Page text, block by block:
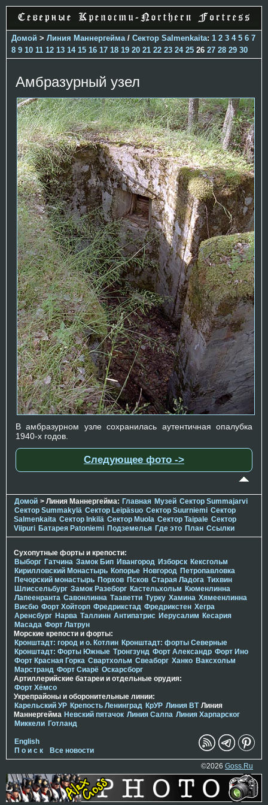
Домой > Линия Маннергейма / Сектор Salmenkaita: 1 2 3 4 5 6 7
8 9 10 11 12 13 14 15 16 17 18 19 20 21 22 23 24 25 26 27 28 29 30
Амбразурный узел
В амбразурном узле сохранилась аутентичная опалубка
1940-х годов.
Следующее фото ->
Домой > Линия Маннергейма: Главная Музей Сектор Summajarvi
Сектор Summakylä Сектор Leipäsuo Сектор Suurniemi Сектор
Salmenkaita Сектор Inkilä Сектор Muola Сектор Taipale Сектор
Viipuri Батарея Patoniemi Подземелья Где это План Ссылки
Сухопутные форты и крепости:
Выборг Гатчина Замок Бип Ивангород Изборск Кексгольм
Кирилловский Монастырь Копорье Новгород Петропавловка
Печорcкий монастырь Порхов Псков Старая Ладога Тихвин
Шлиссельбург Замок Разеборг Кастельхольм Кюменлинна
Лапеенранта Савонлинна Тааветти Турку Хамина Хямеенлинна
Висбю Форт Хойторп Фредрикстад Фредрикстен Хегра
Аренсбург Нарва Таллинн Антипатрис Иерусалим Кесария
Масада Форт Латрун
Морские крепости и форты:
Кронштадт: город и о. Котлин Кронштадт: форты Северные
Кронштадт: Форты Южные Тронгзунд Форт Александр Форт Ино
Форт Красная Горка Свартхольм Свеаборг Ханко Ваксхольм
Марстранд Форт Сиарё Оскарсборг
Артиллерийские батареи и отдельные орудия:
Форт Хёмсо
Укрепрайоны и оборонительные линии:
Карельский УР Крепость Ленинград КрУР Линия ВТ Линия
Маннергейма Невский пятачок Линия Салпа Линия Харпарског
Миккели Готланд
English
П о и с к
Все новости
©2026 Goss.Ru